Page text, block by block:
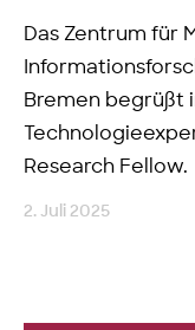
Das Zentrum für
Bremen begrüßt
Research Fellow.
2. Juli 2025